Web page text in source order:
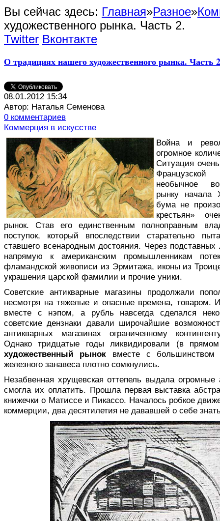
Вы сейчас здесь: Главная»Разное»
художественного рынка. Часть 2.
Twitter Вконтакте
О традициях нашего художественного рынка. Часть
08.01.2012 15:34
Автор: Наталья Семенова
0 комментариев
Коммерция в искусстве
Война и
огромное
Ситуация
необычное
рынку начала
бума не
крестьян»
рынок. Став его единственным полноправным
поступок, который впоследствии старательно
ставшего всенародным достояния. Через
напрямую к американским промышленникам
фламандской живописи из Эрмитажа, иконы из
украшения царской фамилии и прочие уники.
Советские антикварные магазины продолжали
несмотря на тяжелые и опасные времена, товаром.
вместе с нэпом, а рубль навсегда сделался
советские дензнаки давали широчайшие
антикварных магазинах ограниченному
Однако тридцатые годы ликвидировали (в
художественный рыноквместе с большинством
железного занавеса плотно сомкнулись.
Незабвенная хрущевская оттепель выдала
смогла их оплатить. Прошла первая выставка
книжечки о Матиссе и Пикассо. Началось робкое
коммерции, два десятилетия не дававшей о себе